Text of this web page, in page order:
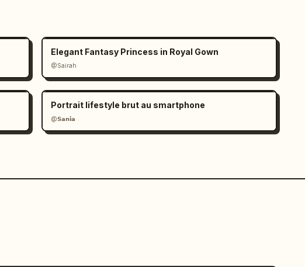
Elegant Fantasy Princess in Royal Gown
@Sairah
Portrait lifestyle brut au smartphone
@𝗦𝗮𝗻𝗶𝗮